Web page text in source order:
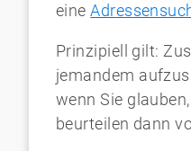
eine
Prinzipiell gilt:
jemandem
wenn Sie
beurteilen dann